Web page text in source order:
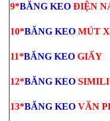
9*BĂNG KEO ĐIỆN
10*BĂNG KEO MÚT
11*BĂNG KEO GIẤY
12*BĂNG KEO
13*BĂNG KEO VĂN